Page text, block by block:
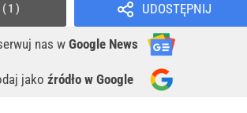
UDOSTĘPNIJ
nas w Google News
jako źródło w Google
1